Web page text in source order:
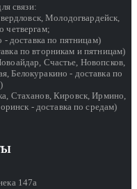
связи:
Молодогвардейск,
четвергам;
доставка по пятницам)
по вторникам и пятницам)
Счастье, Новопсков,
Белокуракино - доставка по
Стаханов, Кировск, Ирмино,
- доставка по средам)
147а